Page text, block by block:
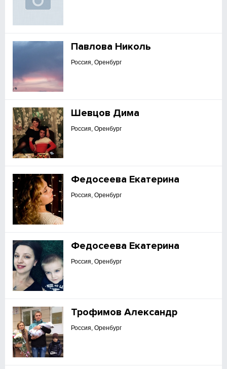
Павлова Николь
Россия, Оренбург
Шевцов Дима
Россия, Оренбург
Федосеева Екатерина
Россия, Оренбург
Федосеева Екатерина
Россия, Оренбург
Трофимов Александр
Россия, Оренбург